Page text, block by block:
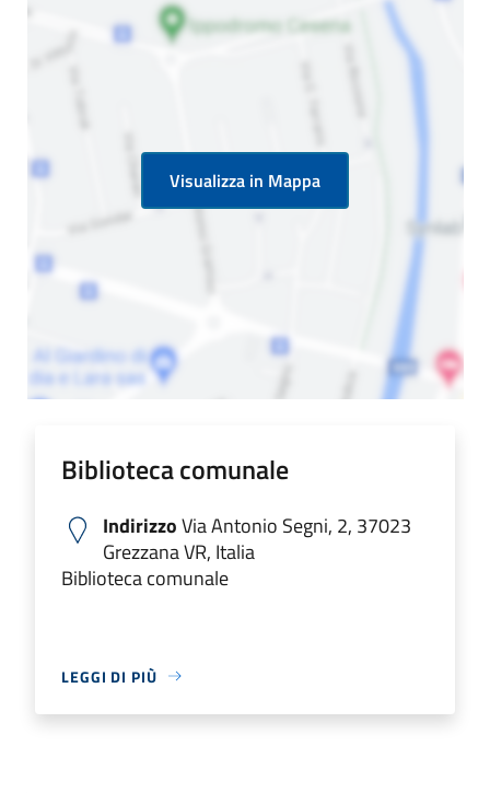
Visualizza in Mappa
Biblioteca comunale
IndirizzoVia Antonio Segni, 2, 37023
Grezzana VR, Italia
Biblioteca comunale
LEGGI DI PIÙ